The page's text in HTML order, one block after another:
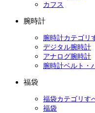
カフス
腕時計
腕時計カテゴリ
デジタル腕時計
アナログ腕時計
腕時計ベルト・
福袋
福袋カテゴリす
福袋